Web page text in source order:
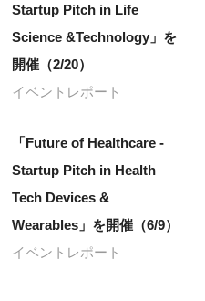
Startup Pitch in Life
Science &Technology」を
開催（2/20）
イベントレポート
「Future of Healthcare -
Startup Pitch in Health
Tech Devices &
Wearables」を開催（6/9）
イベントレポート